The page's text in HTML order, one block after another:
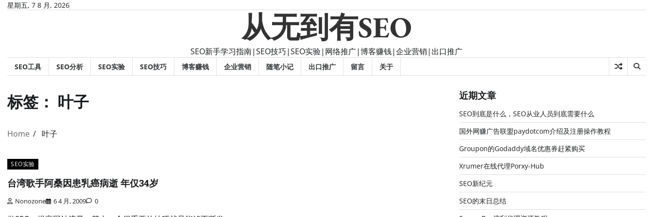
Skip星期五, 7 8 月, 2026
从无到有SEO
SEO新手学习指南|SEO技巧|SEO实验|网络推广|博客赚钱|企业营销|出口推广
SEO工具 SEO分析 SEO实验 SEO技巧 博客赚钱 企业营销 随笔小记 出口推广 留言 关于
标签： 叶子
Home 叶子
SEO实验
台湾歌手阿桑因患乳癌病逝 年仅34岁
Nonozone 6 4 月, 2009 0
近期文章
SEO到底是什么，SEO从业人员到底需要什么
国外网赚广告联盟paydotcom介绍及注册操作教程
Groupon的Godaddy域名优惠券赶紧购买
Xrumer在线代理Porxy-Hub
SEO新纪元
SEO的末日总结